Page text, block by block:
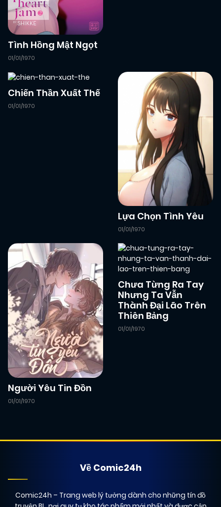
Chapter 1(VIP) 01/02/2026
Chapter 0
Tình Hồng Mật Ngọt
01/01/1970
Chiến Thần Xuất Thế
01/01/1970
Lựa Chọn Tình Yêu
01/01/1970
Người Yêu Tin Đồn
01/01/1970
Chưa Từng Ra Tay
Nhưng Ta Vẫn
Thành Đại Lão Trên
Thiên Bảng
01/01/1970
Về Comic24h
Comic24h – Trang web lý tưởng dành cho những tín đồ